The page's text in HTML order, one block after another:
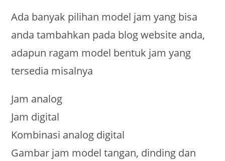
Ada banyak pilihan model jam yang bisa
anda tambahkan pada blog website anda,
adapun ragam model bentuk jam yang
tersedia misalnya
Jam analog
Jam digital
Kombinasi analog digital
Gambar jam model tangan, dinding dan